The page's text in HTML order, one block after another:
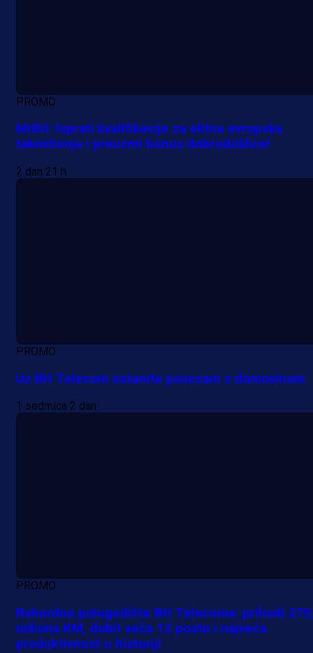
PROMO
MrBit: Isprati kvalifikacije za elitna evropska
takmičenja i preuzmi bonus dobrodošlice!
2 dan 21 h
PROMO
Uz BH Telecom ostanite povezani s domovinom
1 sedmica 2 dan
PROMO
Rekordno polugodište BH Telecoma: prihodi
miliona KM, dobit veća 12 posto i najveća
produktivnost u historiji